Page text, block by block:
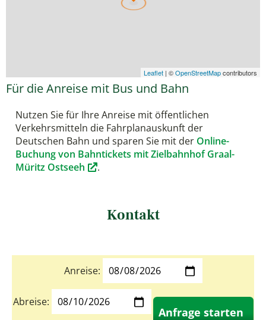
Für die Anreise mit Bus und Bahn
Nutzen Sie für Ihre Anreise mit öffentlichen
Verkehrsmitteln die Fahrplanauskunft der
Deutschen Bahn und sparen Sie mit der Online-
Buchung von Bahntickets mit Zielbahnhof Graal-
Müritz Ostseeh
.
Kontakt
Anreise:
Abreise:
Anfrage starten